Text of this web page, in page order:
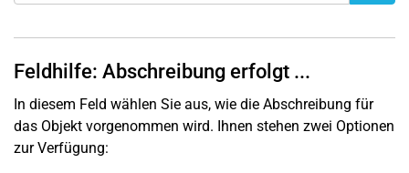
Feldhilfe: Abschreibung erfolgt ...
In diesem Feld wählen Sie aus, wie die Abschreibung für
das Objekt vorgenommen wird. Ihnen stehen zwei Optionen
zur Verfügung: